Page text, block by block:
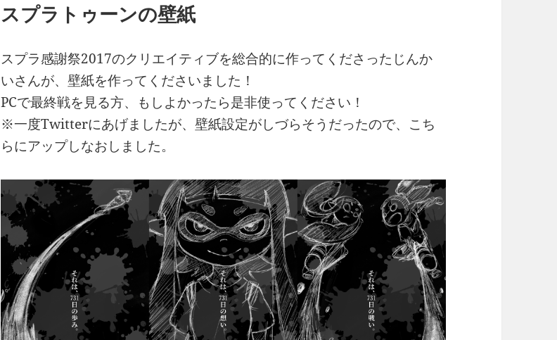
スプラトゥーンの壁紙
スプラ感謝祭2017のクリエイティブを総合的に作ってくださったじんか
いさんが、壁紙を作ってくださいました！
PCで最終戦を見る方、もしよかったら是非使ってください！
※一度Twitterにあげましたが、壁紙設定がしづらそうだったので、こち
らにアップしなおしました。